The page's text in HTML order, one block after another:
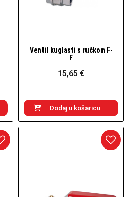
Brzi pogled
Ventil kuglasti s ručkom F-
F
15,65 €
Dodaj u košaricu